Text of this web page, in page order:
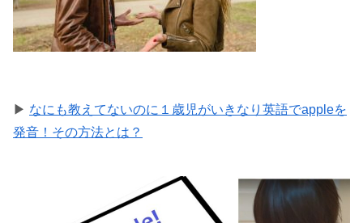
▶ なにも教えてないのに１歳児がいきなり英語でappleを
発音！その方法とは？